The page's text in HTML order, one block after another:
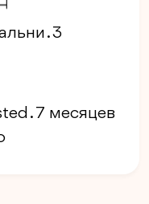
. 3
. 7 месяцев